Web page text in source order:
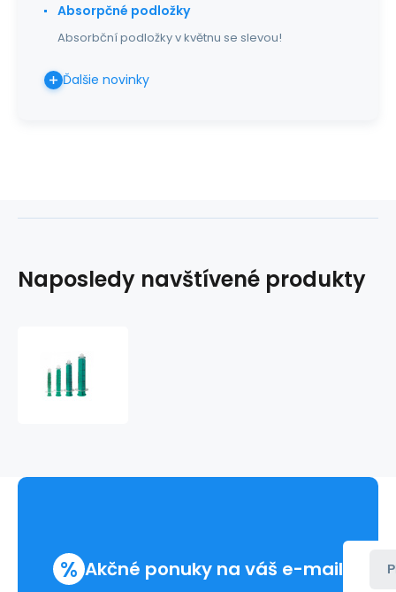
Absorpčné podložky
Absorbční podložky v květnu se slevou!
Ďalšie novinky
Naposledy navštívené produkty
Lock
% Akčné ponuky na váš e-mail